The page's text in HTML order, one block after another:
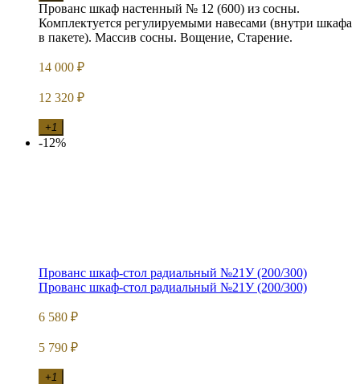
Прованс шкаф настенный № 12 (600) из сосны.
Комплектуется регулируемыми навесами (внутри шкафа
в пакете). Массив сосны. Вощение, Старение.
14 000 ₽
12 320 ₽
+1
-12%
Прованс шкаф-стол радиальный №21У (200/300)
Прованс шкаф-стол радиальный №21У (200/300)
6 580 ₽
5 790 ₽
+1